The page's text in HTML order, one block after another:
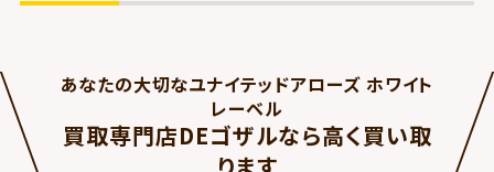
あなたの大切なユナイテッドアローズ ホワイト
レーベル
買取専門店DEゴザルなら高く買い取